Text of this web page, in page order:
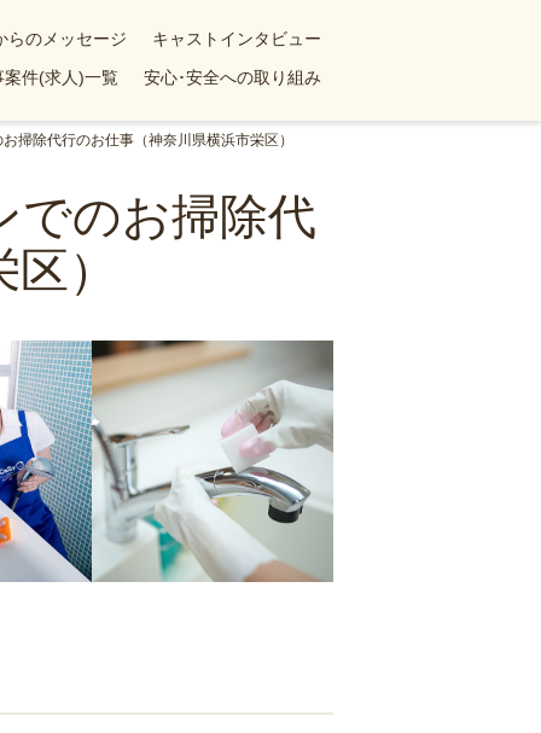
らのメッセージ
キャストインタビュー
案件(求人)一覧 安心･安全への取り組み
掃除代行のお仕事（神奈川県横浜市栄区）
でのお掃除代
）